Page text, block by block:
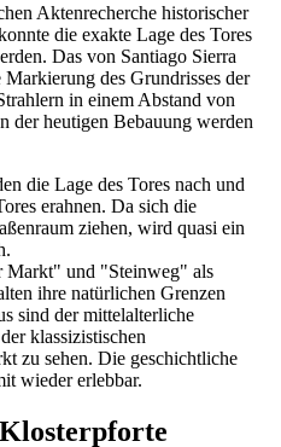
Aktenrecherche historischer
die exakte Lage des Tores
Das von Santiago Sierra
des Grundrisses der
in einem Abstand von
der heutigen Bebauung werden
die Lage des Tores nach und
erahnen. Da sich die
ziehen, wird quasi ein
Markt" und "Steinweg" als
ihre natürlichen Grenzen
sind der mittelalterliche
klassizistischen
zu sehen. Die geschichtliche
wieder erlebbar.